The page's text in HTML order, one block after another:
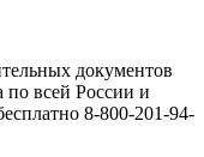
документов
по всей России и
8-800-201-94-